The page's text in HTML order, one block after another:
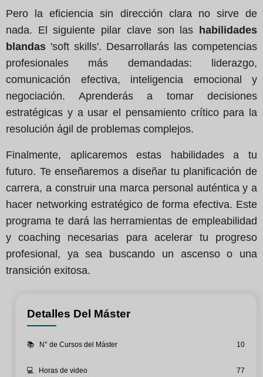
Pero la eficiencia sin dirección clara no sirve de
nada. El siguiente pilar clave son las
habilidades
blandas 'soft skills'. Desarrollarás las competencias
profesionales más demandadas: liderazgo,
comunicación efectiva, inteligencia emocional y
negociación. Aprenderás a tomar decisiones
estratégicas y a usar el pensamiento crítico para la
resolución ágil de problemas complejos.
Finalmente, aplicaremos estas habilidades a tu
futuro. Te enseñaremos a diseñar tu planificación de
carrera, a construir una marca personal auténtica y a
hacer networking estratégico de forma efectiva. Este
programa te dará las herramientas de empleabilidad
y coaching necesarias para acelerar tu progreso
profesional, ya sea buscando un ascenso o una
transición exitosa.
Detalles Del Máster
📚 N° de Cursos del Máster 10
💻 Horas de video 77